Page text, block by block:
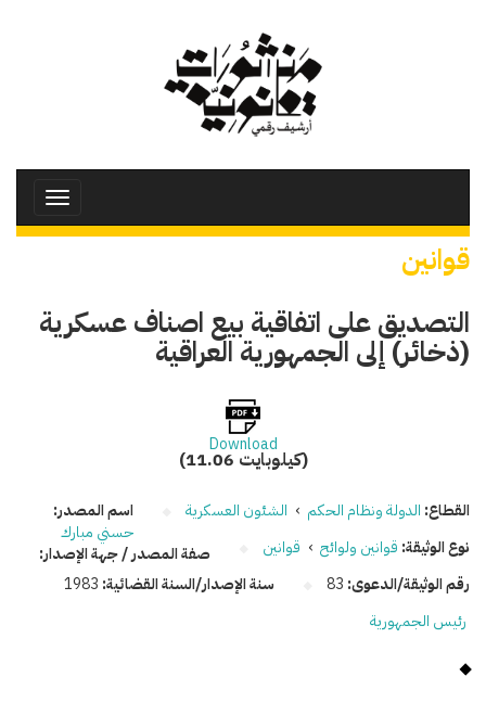
Toggle
قوانين
التصديق على اتفاقية بيع اصناف عسكرية
(ذخائر) إلى الجمهورية العراقية
Download
(11.06 كيلوبايت)
القطاع: الدولة ونظام الحكم › الشئون العسكرية
نوع الوثيقة: قوانين ولوائح › قوانين
رقم الوثيقة/الدعوى: 83 سنة الإصدار/السنة القضائية: 1983
اسم المصدر:
حسني مبارك
صفة المصدر / جهة الإصدار:
رئيس الجمهورية